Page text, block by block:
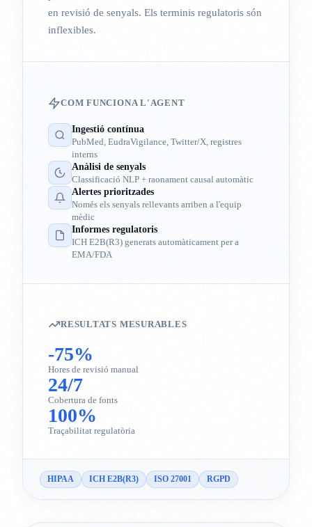
en revisió de senyals. Els terminis regulatoris són
inflexibles.
COM FUNCIONA L'AGENT
Ingestió contínua
PubMed, EudraVigilance, Twitter/X, registres
interns
Anàlisi de senyals
Classificació NLP + raonament causal automàtic
Alertes prioritzades
Només els senyals rellevants arriben a l'equip
mèdic
Informes regulatoris
ICH E2B(R3) generats automàticament per a
EMA/FDA
RESULTATS MESURABLES
-75%
Hores de revisió manual
24/7
Cobertura de fonts
100%
Traçabilitat regulatòria
HIPAA ICH E2B(R3) ISO 27001 RGPD